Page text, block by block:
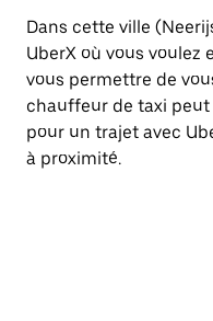
Dans cette ville
UberX où vous voulez
vous permettre de
chauffeur de taxi
pour un trajet avec
à proximité.